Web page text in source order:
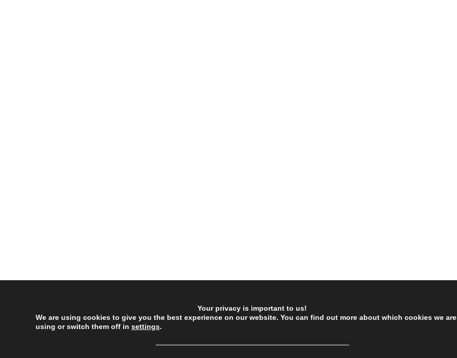
Your privacy is important to us!
We are using cookies to give you the best experience on our website. You can find out more about which cookies we are
using or switch them off in settings.
──────────────────────────────────────